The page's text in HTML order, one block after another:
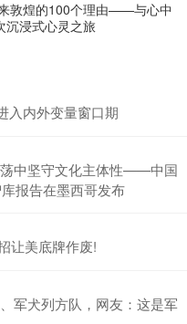
敦煌的100个理由——与心中
沉浸式心灵之旅
入内外变量窗口期
中坚守文化主体性——中国
报告在墨西哥发布
让美底牌作废!
军犬列方队，网友：这是军